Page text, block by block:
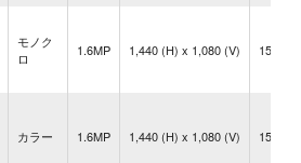
モノク
ロ
1.6MP 1,440 (H) x 1,080 (V) 155.0
カラー 1.6MP 1,440 (H) x 1,080 (V) 155.0